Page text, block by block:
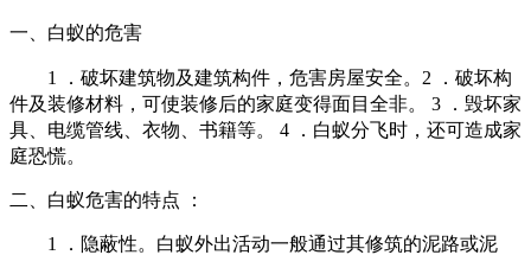
一、白蚁的危害
1 ．破坏建筑物及建筑构件，危害房屋安全。 2 ．破坏构
件及装修材料，可使装修后的家庭变得面目全非。 3 ．毁坏家
具、电缆管线、衣物、书籍等。 4 ．白蚁分飞时，还可造成家
庭恐慌。
二、白蚁危害的特点 ：
1 ．隐蔽性。白蚁外出活动一般通过其修筑的泥路或泥